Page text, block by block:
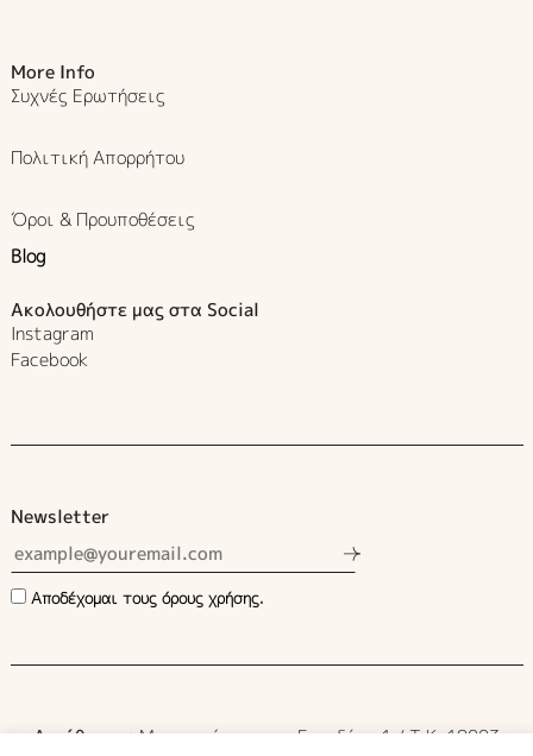
More Info
Συχνές Ερωτήσεις
Πολιτική Απορρήτου
Όροι & Προυποθέσεις
Blog
Ακολουθήστε μας στα Social
Instagram
Facebook
Newsletter
Αποδέχομαι τους όρους χρήσης.
Διεύθυνση:Μυρρινούντος και Εικαδέας 1 / Τ.Κ. 19003